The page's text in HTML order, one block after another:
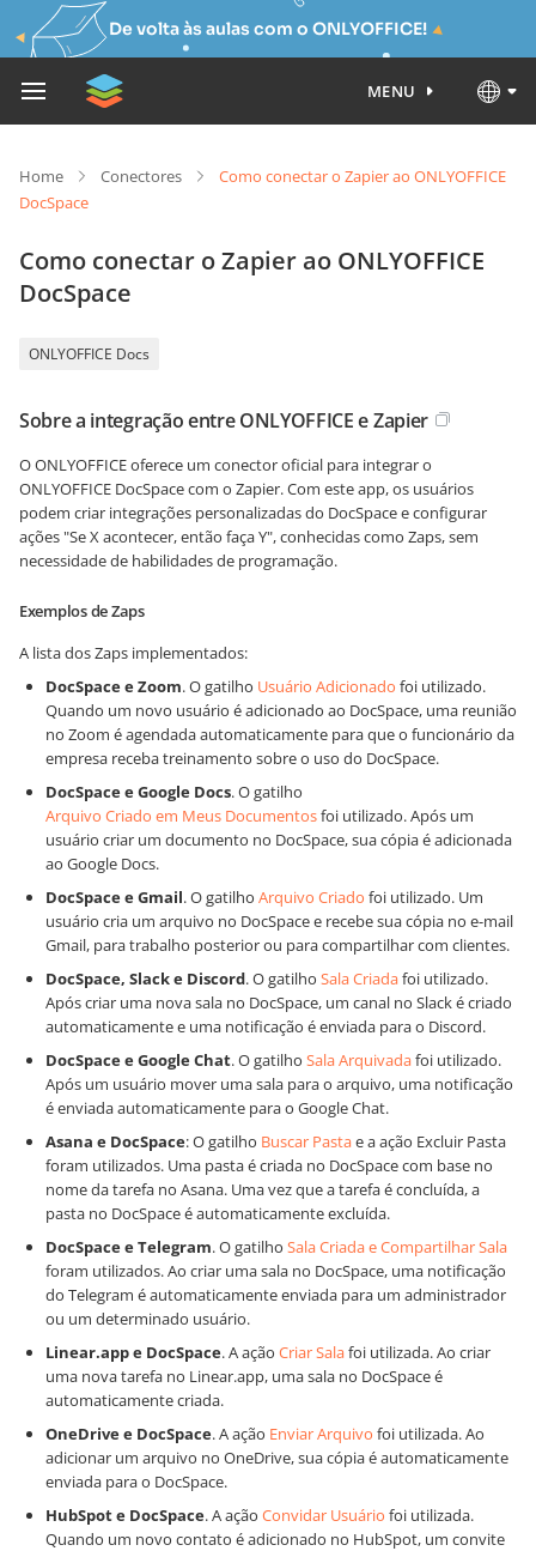
De volta às aulas com o ONLYOFFICE!
MENU
Home Conectores
Como conectar o Zapier ao ONLYOFFICE
DocSpace
Como conectar o Zapier ao ONLYOFFICE
DocSpace
ONLYOFFICE Docs
Sobre a integração entre ONLYOFFICE e Zapier
O ONLYOFFICE oferece um conector oficial para integrar o
ONLYOFFICE DocSpace com o Zapier. Com este app, os usuários
podem criar integrações personalizadas do DocSpace e configurar
ações "Se X acontecer, então faça Y", conhecidas como Zaps, sem
necessidade de habilidades de programação.
Exemplos de Zaps
A lista dos Zaps implementados:
DocSpace e Zoom. O gatilho Usuário Adicionado foi utilizado.
Quando um novo usuário é adicionado ao DocSpace, uma reunião
no Zoom é agendada automaticamente para que o funcionário da
empresa receba treinamento sobre o uso do DocSpace.
DocSpace e Google Docs. O gatilho
Arquivo Criado em Meus Documentosfoi utilizado. Após um
usuário criar um documento no DocSpace, sua cópia é adicionada
ao Google Docs.
DocSpace e Gmail. O gatilho Arquivo Criado foi utilizado. Um
usuário cria um arquivo no DocSpace e recebe sua cópia no e-mail
Gmail, para trabalho posterior ou para compartilhar com clientes.
DocSpace, Slack e Discord. O gatilho Sala Criadafoi utilizado.
Após criar uma nova sala no DocSpace, um canal no Slack é criado
automaticamente e uma notificação é enviada para o Discord.
DocSpace e Google Chat. O gatilho Sala Arquivadafoi utilizado.
Após um usuário mover uma sala para o arquivo, uma notificação
é enviada automaticamente para o Google Chat.
Asana e DocSpace: O gatilho Buscar Pastae a ação Excluir Pasta
foram utilizados. Uma pasta é criada no DocSpace com base no
nome da tarefa no Asana. Uma vez que a tarefa é concluída, a
pasta no DocSpace é automaticamente excluída.
DocSpace e Telegram. O gatilho Sala Criada e Compartilhar Sala
foram utilizados. Ao criar uma sala no DocSpace, uma notificação
do Telegram é automaticamente enviada para um administrador
ou um determinado usuário.
Linear.app e DocSpace. A ação Criar Salafoi utilizada. Ao criar
uma nova tarefa no Linear.app, uma sala no DocSpace é
automaticamente criada.
OneDrive e DocSpace. A ação Enviar Arquivo foi utilizada. Ao
adicionar um arquivo no OneDrive, sua cópia é automaticamente
enviada para o DocSpace.
HubSpot e DocSpace. A ação Convidar Usuário foi utilizada.
Quando um novo contato é adicionado no HubSpot, um convite